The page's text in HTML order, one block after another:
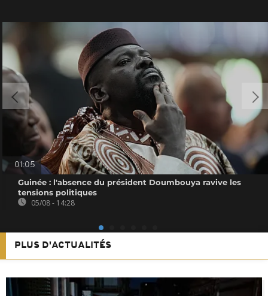
01:05
Guinée : l'absence du président Doumbouya ravive les
tensions politiques
05/08 - 14:28
PLUS D'ACTUALITÉS